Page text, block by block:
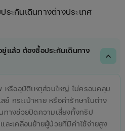
ระกันเดินทางต่างประเทศ
แล้ว ต้องซื้อประกันเดินทาง
expand_more
หรืออุบัติเหตุส่วนใหญ่ ไม่ครอบคลุม
ย์ กระเป๋าหาย หรือค่ารักษาในต่าง
ทางช่วยปิดความเสี่ยงทั้งทริป
ะเคลื่อนย้ายผู้ป่วยที่มีค่าใช้จ่ายสูง